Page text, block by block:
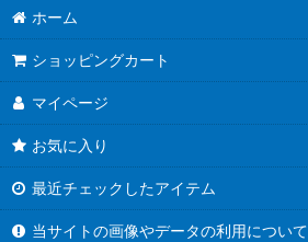
ホーム
ショッピングカート
マイページ
お気に入り
最近チェックしたアイテム
当サイトの画像やデータの利用について